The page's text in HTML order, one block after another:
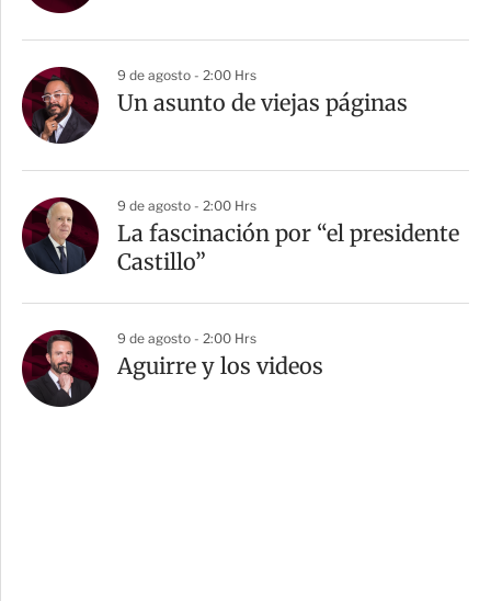
9 de agosto - 2:00 Hrs
Un asunto de viejas páginas
9 de agosto - 2:00 Hrs
La fascinación por “el presidente
Castillo”
9 de agosto - 2:00 Hrs
Aguirre y los videos